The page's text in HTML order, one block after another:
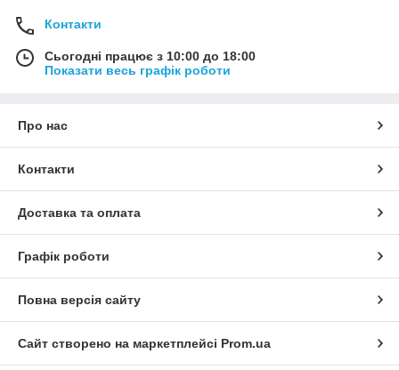
Контакти
Сьогодні працює з 10:00 до 18:00
Показати весь графік роботи
Про нас
Контакти
Доставка та оплата
Графік роботи
Повна версія сайту
Сайт створено на маркетплейсі Prom.ua